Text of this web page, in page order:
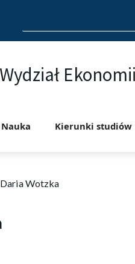
for:
Wydział
Kierunki studiów
Daria Wotzka